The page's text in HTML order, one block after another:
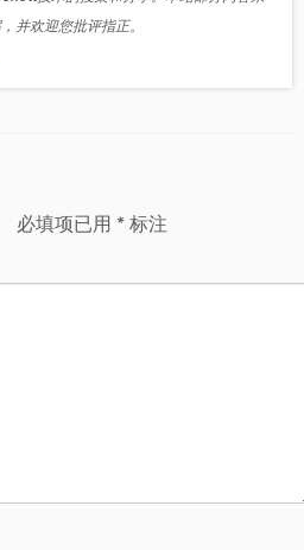
并欢迎您批评指正。
必填项已用 *标注